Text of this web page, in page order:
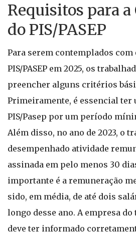
Requisitos para a
do PIS/PASEP
Para serem contemplados com
PIS/PASEP em 2025, os
preencher alguns critérios
Primeiramente, é essencial ter
PIS/Pasep por um período
Além disso, no ano de 2023, o
desempenhado atividade
assinada em pelo menos 30
importante é a remuneração
sido, em média, de até dois
longo desse ano. A empresa
deve ter informado